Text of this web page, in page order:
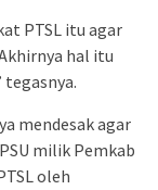
PTSL itu agar
hal itu
tegasnya.
mendesak agar
milik Pemkab
oleh